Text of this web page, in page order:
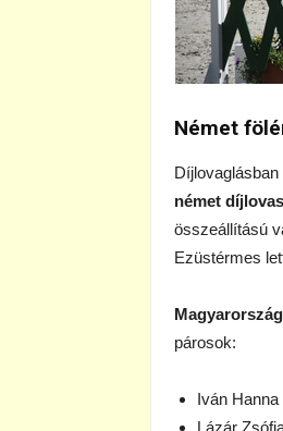
Német
német
összeállítású
Ezüstérmes
párosok:
Iván Hanna
Lázár